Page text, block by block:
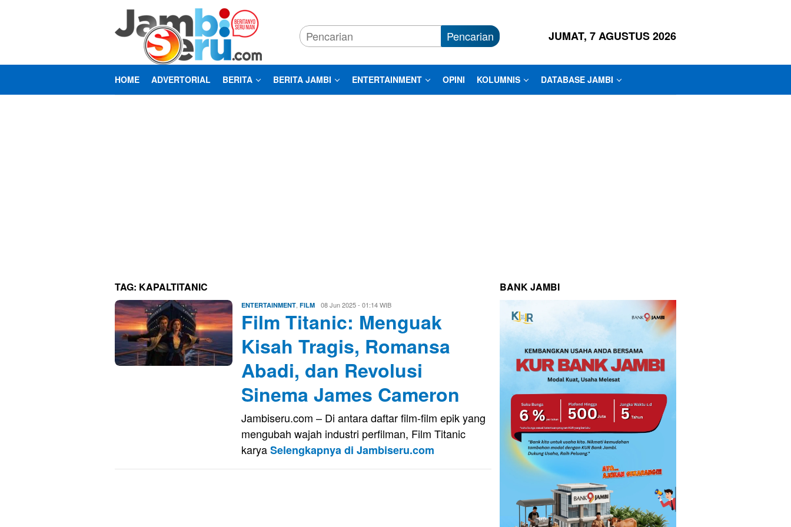
Pencarian JUMAT, 7 AGUSTUS 2026
HOME ADVERTORIAL BERITA BERITA JAMBI ENTERTAINMENT OPINI KOLUMNIS DATABASE JAMBI
TAG: KAPALTITANIC
ENTERTAINMENT FILM Evo
Kusnady
08 Jun 2025 - 01:14 WIB
Film Titanic: Menguak
Kisah Tragis, Romansa
Abadi, dan Revolusi
Sinema James Cameron
Jambiseru.com – Di antara daftar film-film epik yang
mengubah wajah industri perfilman, Film Titanic
karyaSelengkapnya di Jambiseru.com
BANK JAMBI